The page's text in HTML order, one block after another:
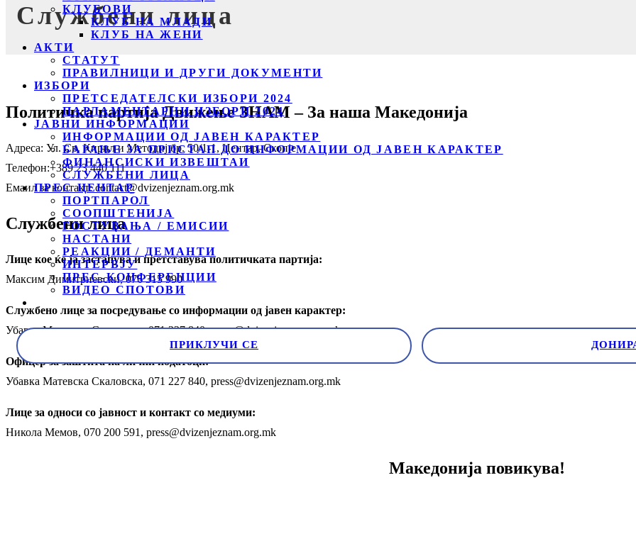
КЛУБОВИ
КЛУБ НА МЛАДИ
КЛУБ НА ЖЕНИ
АКТИ
СТАТУТ
ПРАВИЛНИЦИ И ДРУГИ ДОКУМЕНТИ
ИЗБОРИ
ПРЕТСЕДАТЕЛСКИ ИЗБОРИ 2024
ПАРЛАМЕНТАРНИ ИЗБОРИ 2024
ЈАВНИ ИНФОРМАЦИИ
ИНФОРМАЦИИ ОД ЈАВЕН КАРАКТЕР
БАРАЊЕ ЗА ПРИСТАП ДО ИНФОРМАЦИИ ОД ЈАВЕН КАРАКТЕР
ФИНАНСИСКИ ИЗВЕШТАИ
СЛУЖБЕНИ ЛИЦА
ПРЕС ЦЕНТАР
ПОРТПАРОЛ
СООПШТЕНИЈА
ГОСТУВАЊА / ЕМИСИИ
НАСТАНИ
РЕАКЦИИ / ДЕМАНТИ
ИНТЕРВЈУ
ПРЕС-КОНФЕРЕНЦИИ
ВИДЕО СПОТОВИ
ПРИКЛУЧИ СЕ
Службени лица
Политичка партија Движење ЗНАМ – За наша Македонија
Адреса: Ул. Св. Кирил и Методиј бр. 50/1-1, Центар, Скопје
Телефон:+389 23 440 111
Емаил за контакт: contact@dvizenjeznam.org.mk
Службени лица
Лице кое ќе ја застапува и претставува политичката партија:
Максим Димитриевски, 076 315 990
Службено лице за посредување со информации од јавен карактер:
Убавка Матевска Скаловска, 071 227 840, press@dvizenjeznam.org.mk
Офицер за заштита на лични податоци:
Убавка Матевска Скаловска, 071 227 840, press@dvizenjeznam.org.mk
Лице за односи со јавност и контакт со медиуми:
Никола Мемов, 070 200 591, press@dvizenjeznam.org.mk
Македонија повикува!